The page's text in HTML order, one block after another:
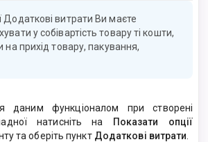
Додаткові витрати Ви маєте
у собівартість товару ті кошти,
на прихід товару, пакування,
даним функціоналом при створені
натисніть на
Показати опції
та оберіть пункт Додаткові витрати